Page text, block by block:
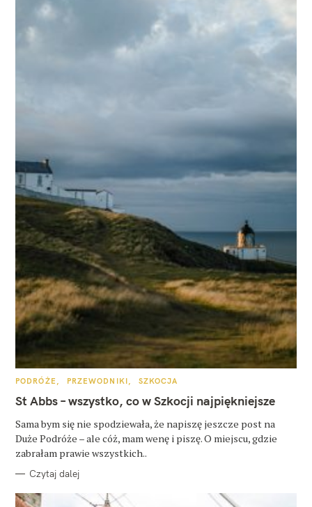
K
T
E
O
R
I
PODRÓŻE PRZEWODNIKI SZKOCJA
St Abbs – wszystko, co w Szkocji najpiękniejsze
Sama bym się nie spodziewała, że napiszę jeszcze post na
Duże Podróże – ale cóż, mam wenę i piszę. O miejscu, gdzie
zabrałam prawie wszystkich..
Czytaj dalej
: